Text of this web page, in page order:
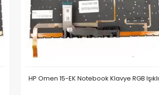
HP Omen 15-EK Notebook Klavye RGB Işıklı